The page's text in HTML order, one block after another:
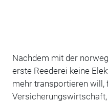
Nachdem mit der
erste Reederei keine
mehr transportieren will,